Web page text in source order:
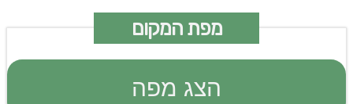
מפת המקום
הצג מפה